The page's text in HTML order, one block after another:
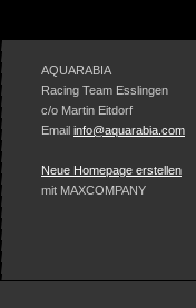
AQUARABIA
Racing Team Esslingen
c/o Martin Eitdorf
Email info@aquarabia.com
Neue Homepage erstellen
mit MAXCOMPANY